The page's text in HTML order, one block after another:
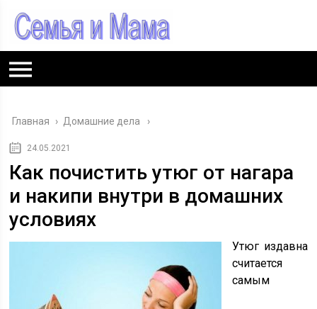
Главная › Домашние дела
24.05.2021
Как почистить утюг от нагара
и накипи внутри в домашних
условиях
Утюг издавна
считается
самым